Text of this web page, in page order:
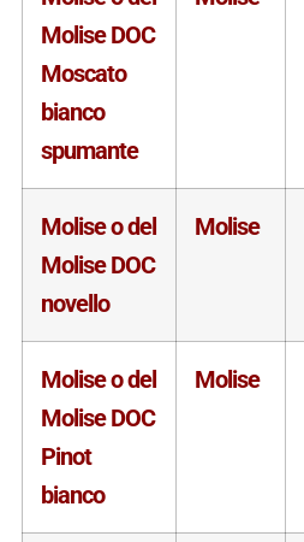
Molise DOC
Moscato
bianco
spumante
Molise o del
Molise DOC
novello
Molise
Molise o del
Molise DOC
Pinot
bianco
Molise